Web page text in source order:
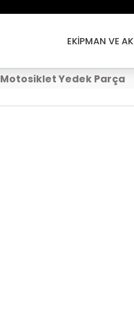
EKİPMAN VE
Motosiklet Yedek Parça